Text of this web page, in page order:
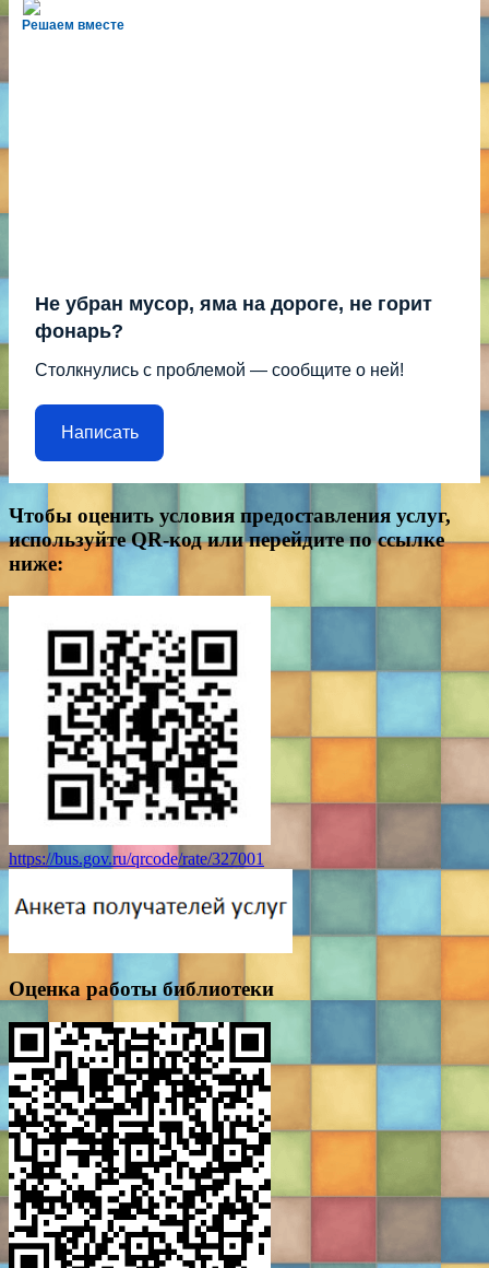
Решаем вместе
Не убран мусор, яма на дороге, не горит
фонарь?
Столкнулись с проблемой — сообщите о ней!
Написать
Чтобы оценить условия предоставления услуг,
используйте QR-код или перейдите по ссылке
ниже:
https://bus.gov.ru/qrcode/rate/327001
Оценка работы библиотеки